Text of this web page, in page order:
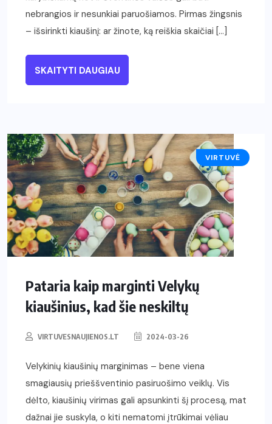
nebrangios ir nesunkiai paruošiamos. Pirmas žingsnis
– išsirinkti kiaušinį: ar žinote, ką reiškia skaičiai […]
SKAITYTI DAUGIAU
VIRTUVĖ
Pataria kaip marginti Velykų
kiaušinius, kad šie neskiltų
VIRTUVESNAUJIENOS.LT 2024-03-26
Velykinių kiaušinių marginimas – bene viena
smagiausių prieššventinio pasiruošimo veiklų. Vis
dėlto, kiaušinių virimas gali apsunkinti šį procesą, mat
dažnai jie suskyla, o kiti nematomi įtrūkimai vėliau